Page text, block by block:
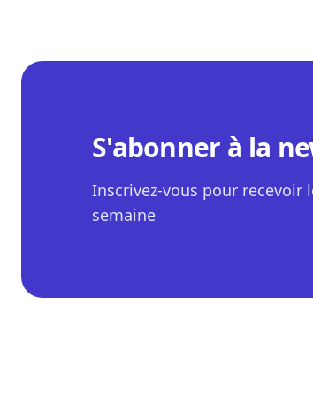
S'abonner à la
Inscrivez-vous pour recevoir
semaine